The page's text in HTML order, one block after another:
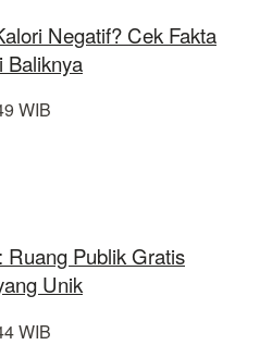
Negatif? Cek Fakta
Baliknya
WIB
Ruang Publik Gratis
Unik
WIB